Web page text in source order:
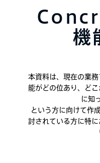
機
本資料は、現在の業
能がどの位あり、ど
に知
という方に向けて作
討されている方に特